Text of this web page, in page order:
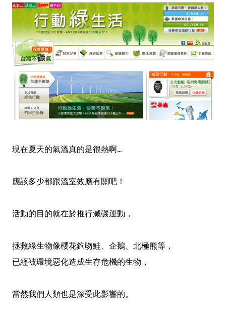
現在夏天的氣溫真的是很熱啊...
應該多少都跟溫室效應有關吧！
活動的目的就在於推行減碳運動，
拯救綠生物像櫻花鉤吻鮭、企鵝、北極熊等 ，
已經被環境惡化造成生存危機的生物 ，
當然我們人類也是深受此影響的。